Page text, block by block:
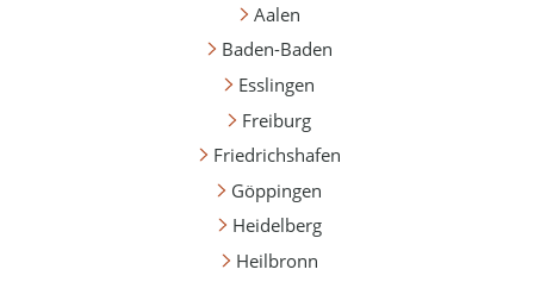
Aalen
Baden-Baden
Esslingen
Freiburg
Friedrichshafen
Göppingen
Heidelberg
Heilbronn